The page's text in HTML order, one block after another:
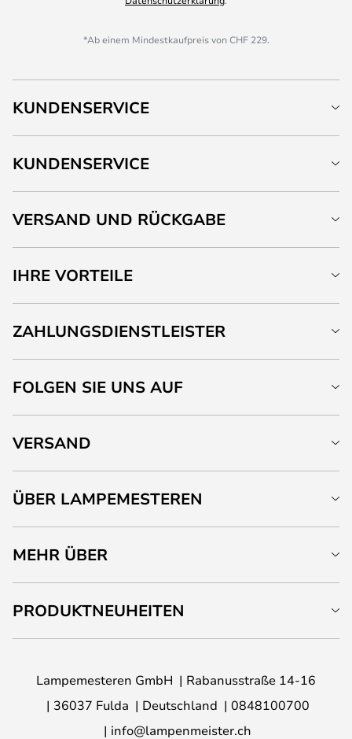
*Ab einem Mindestkaufpreis von CHF 229.
KUNDENSERVICE
KUNDENSERVICE
VERSAND UND RÜCKGABE
IHRE VORTEILE
ZAHLUNGSDIENSTLEISTER
FOLGEN SIE UNS AUF
VERSAND
ÜBER LAMPEMESTEREN
MEHR ÜBER
PRODUKTNEUHEITEN
Lampemesteren GmbH
Rabanusstraße 14-16
36037 Fulda
Deutschland
0848100700
info@lampenmeister.ch